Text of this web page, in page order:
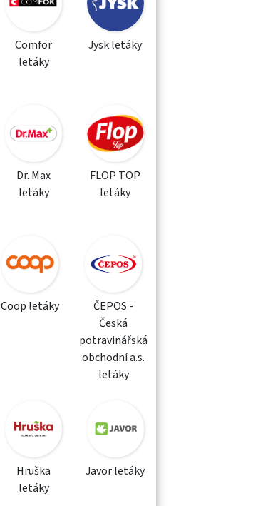
Comfor
letáky
Jysk letáky
Dr. Max
letáky
FLOP TOP
letáky
Coop letáky
ČEPOS -
Česká
potravinářská
obchodní a.s.
letáky
Hruška
letáky
Javor letáky